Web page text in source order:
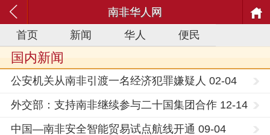
南非华人网
首页
新闻 华人 便民
国内新闻
公安机关从南非引渡一名经济犯罪嫌疑人 02-04
外交部：支持南非继续参与二十国集团合作 12-14
中国—南非安全智能贸易试点航线开通 09-04